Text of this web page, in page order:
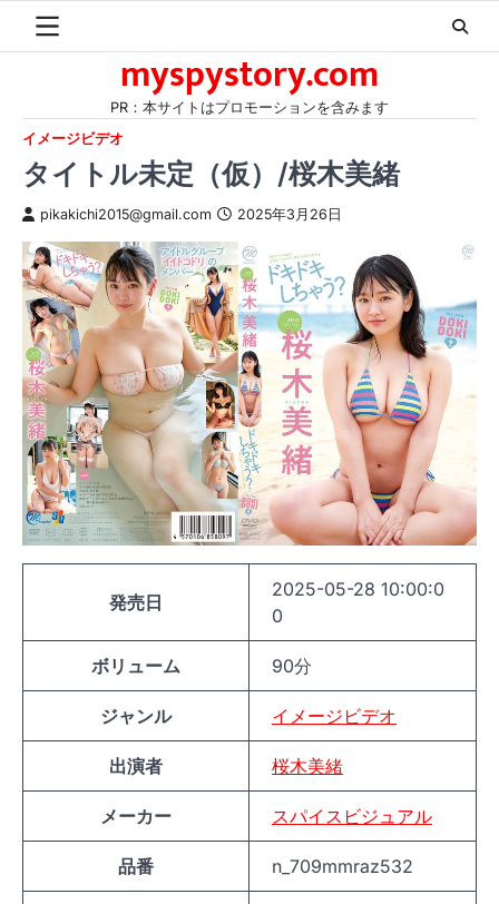
myspystory.com
PR：本サイトはプロモーションを含みます
イメージビデオ
タイトル未定（仮）/桜木美緒
pikakichi2015@gmail.com 2025年3月26日
発売日
2025-05-28 10:00:0
0
ボリューム 90分
ジャンル イメージビデオ
出演者 桜木美緒
メーカー スパイスビジュアル
品番 n_709mmraz532